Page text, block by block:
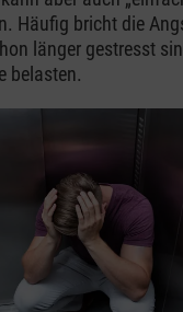
Häufig bricht die
länger gestresst
belasten.